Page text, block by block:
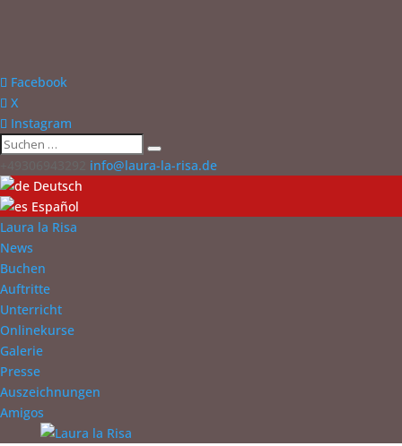
Facebook
X
Instagram
info@laura-la-risa.de
Deutsch
Español
Laura la Risa
News
Buchen
Auftritte
Unterricht
Onlinekurse
Galerie
Presse
Auszeichnungen
Amigos